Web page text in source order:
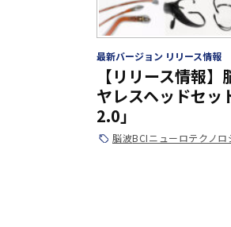
最新バージョン リリース情報
【リリース情報
ヤレスヘッドセ
2.0」
脳波BCIニューロテクノロ